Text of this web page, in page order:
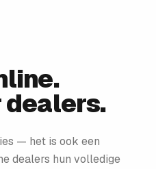
— het is ook een
dealers hun volledige